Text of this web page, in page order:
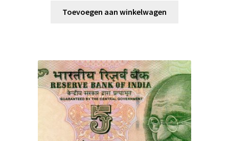
Toevoegen aan winkelwagen